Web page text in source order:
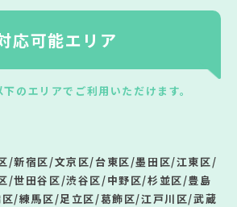
応可能エリア
のエリアでご利用いただけます。
/新宿区/文京区/台東区/墨田区/江東区/
/世田谷区/渋谷区/中野区/杉並区/豊島
/練馬区/足立区/葛飾区/江戸川区/武蔵